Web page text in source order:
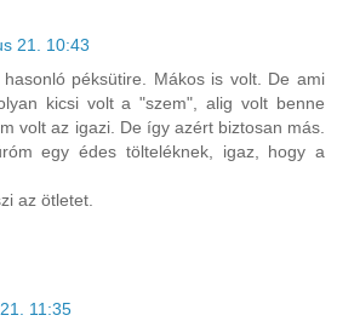
21. 10:43
péksütire. Mákos is volt. De ami
kicsi volt a "szem", alig volt benne
volt az igazi. De így azért biztosan más.
egy édes tölteléknek, igaz, hogy a
az ötletet.
11:35